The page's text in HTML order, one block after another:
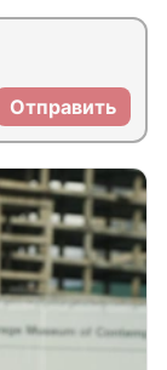
Отправить